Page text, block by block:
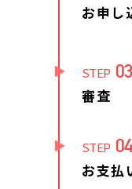
お申し
STEP 03
審査
STEP
お支払